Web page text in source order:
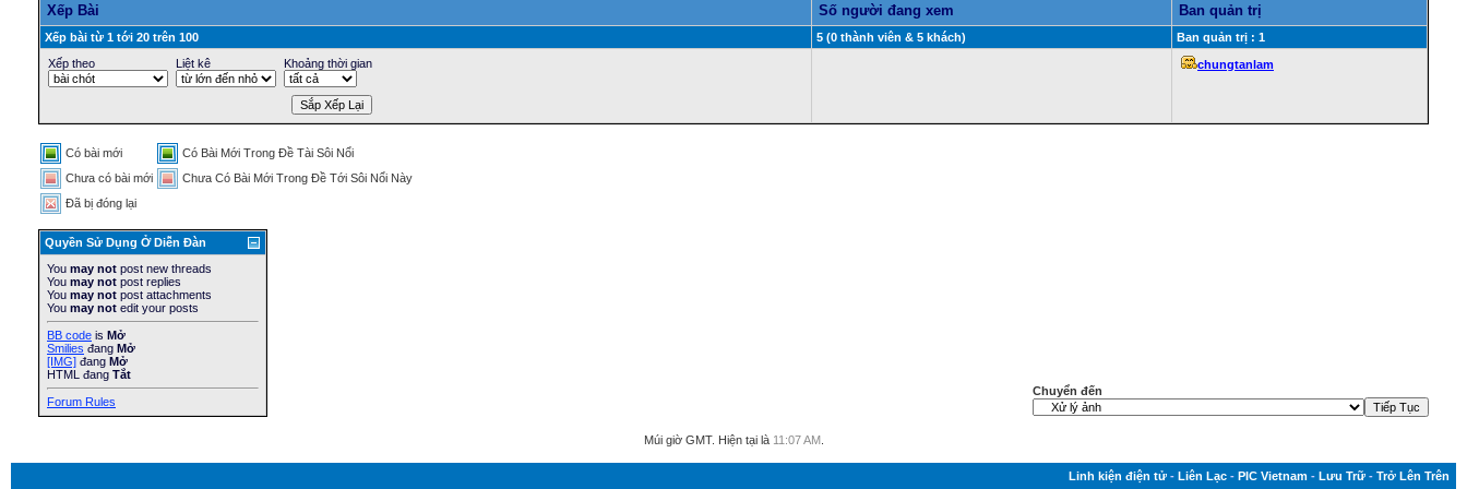
Xếp Bài Số người đang xem Ban quản trị
Xếp bài từ 1 tới 20 trên 100 5 (0 thành viên & 5 khách)
Ban quản trị : 1
Xếp theo
Liệt kê Khoảng thời gian chungtanlam
Có bài mới
Có Bài Mới Trong Ðề Tài Sôi Nổi
Chưa có bài mới
Chưa Có Bài Mới Trong Ðề Tới Sôi Nổi Này
Ðã bị đóng lại
Quyền Sử Dụng Ở Diễn Ðàn
You may not post new threads
You may not post replies
You may not post attachments
You may not edit your posts
BB code is Mở
Smilies đang Mở
[IMG] đang Mở
HTML đang Tắt
Forum Rules
Chuyển đến
Múi giờ GMT. Hiện tại là 11:07 AM.
Linh kiện điện tử - Liên Lạc - PIC Vietnam - Lưu Trữ - Trở Lên Trên